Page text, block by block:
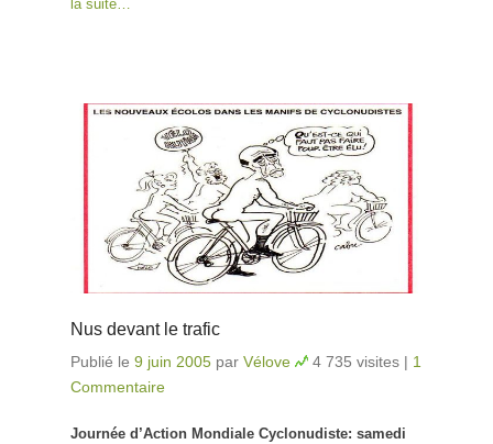
la suite…
Nus devant le trafic
Publié le 9 juin 2005 par Vélove 4 735 visites | 1
Commentaire
Journée d’Action Mondiale Cyclonudiste: samedi